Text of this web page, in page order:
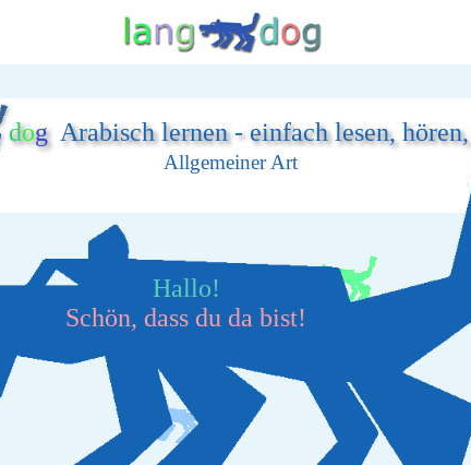
dogArabisch lernen - einfach lesen,
Allgemeiner Art
Hallo!
Schön, dass du da bist!